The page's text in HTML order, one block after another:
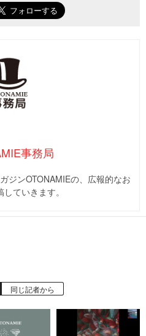
事務局
ジンOTONAMIEの、広報的なお
ていきます。
同じ記者から